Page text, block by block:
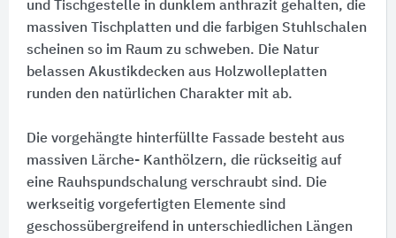
und Tischgestelle in dunklem anthrazit gehalten, die
massiven Tischplatten und die farbigen Stuhlschalen
scheinen so im Raum zu schweben. Die Natur
belassen Akustikdecken aus Holzwolleplatten
runden den natürlichen Charakter mit ab.
Die vorgehängte hinterfüllte Fassade besteht aus
massiven Lärche- Kanthölzern, die rückseitig auf
eine Rauhspundschalung verschraubt sind. Die
werkseitig vorgefertigten Elemente sind
geschossübergreifend in unterschiedlichen Längen